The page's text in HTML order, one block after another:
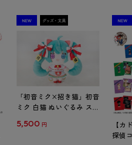
「初音ミク×招き猫」初音
ミク 白猫 ぬいぐるみ スタ
5,500 円
【カ
探偵